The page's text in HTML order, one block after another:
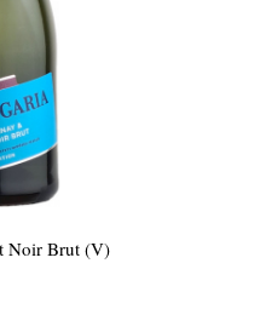
Noir Brut (V)